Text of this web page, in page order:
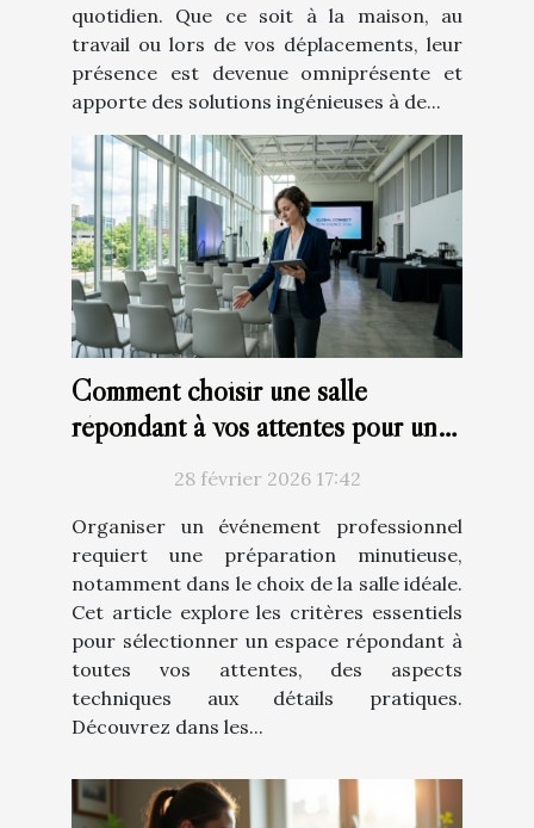
quotidien. Que ce soit à la maison, au
travail ou lors de vos déplacements, leur
présence est devenue omniprésente et
apporte des solutions ingénieuses à de...
Comment choisir une salle
répondant à vos attentes pour un
événement professionnel ?
28 février 2026 17:42
Organiser un événement professionnel
requiert une préparation minutieuse,
notamment dans le choix de la salle idéale.
Cet article explore les critères essentiels
pour sélectionner un espace répondant à
toutes vos attentes, des aspects
techniques aux détails pratiques.
Découvrez dans les...